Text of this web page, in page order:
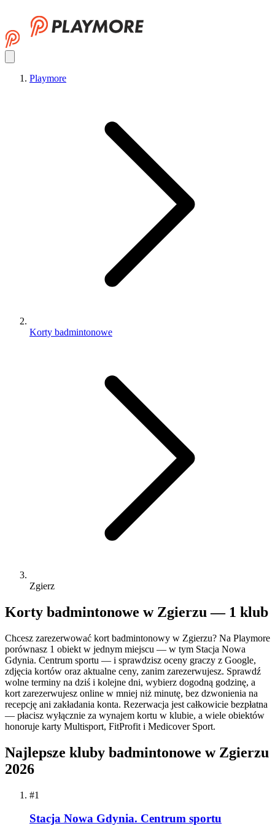
Playmore
Korty badmintonowe
Zgierz
Korty badmintonowe w Zgierzu — 1 klub
Chcesz zarezerwować kort badmintonowy w Zgierzu? Na Playmore
porównasz 1 obiekt w jednym miejscu — w tym Stacja Nowa
Gdynia. Centrum sportu — i sprawdzisz oceny graczy z Google,
zdjęcia kortów oraz aktualne ceny, zanim zarezerwujesz. Sprawdź
wolne terminy na dziś i kolejne dni, wybierz dogodną godzinę, a
kort zarezerwujesz online w mniej niż minutę, bez dzwonienia na
recepcję ani zakładania konta. Rezerwacja jest całkowicie bezpłatna
— płacisz wyłącznie za wynajem kortu w klubie, a wiele obiektów
honoruje karty Multisport, FitProfit i Medicover Sport.
Najlepsze kluby badmintonowe w Zgierzu
2026
#1
Stacja Nowa Gdynia. Centrum sportu